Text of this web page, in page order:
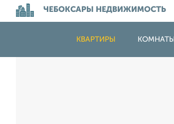
ЧЕБОКСАРЫ НЕДВИЖИМОСТЬ
КВАРТИРЫ КОМНАТЫ